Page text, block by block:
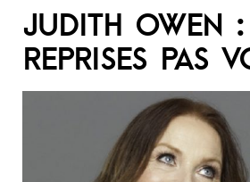
JUDITH OWEN
REPRISES PAS